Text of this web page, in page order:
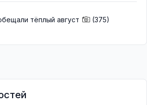
тёплый август (375)